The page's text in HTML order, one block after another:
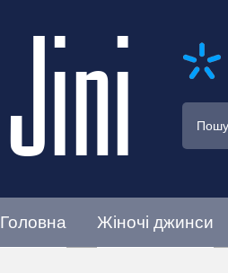
Jini
Головна Жіночі джинси